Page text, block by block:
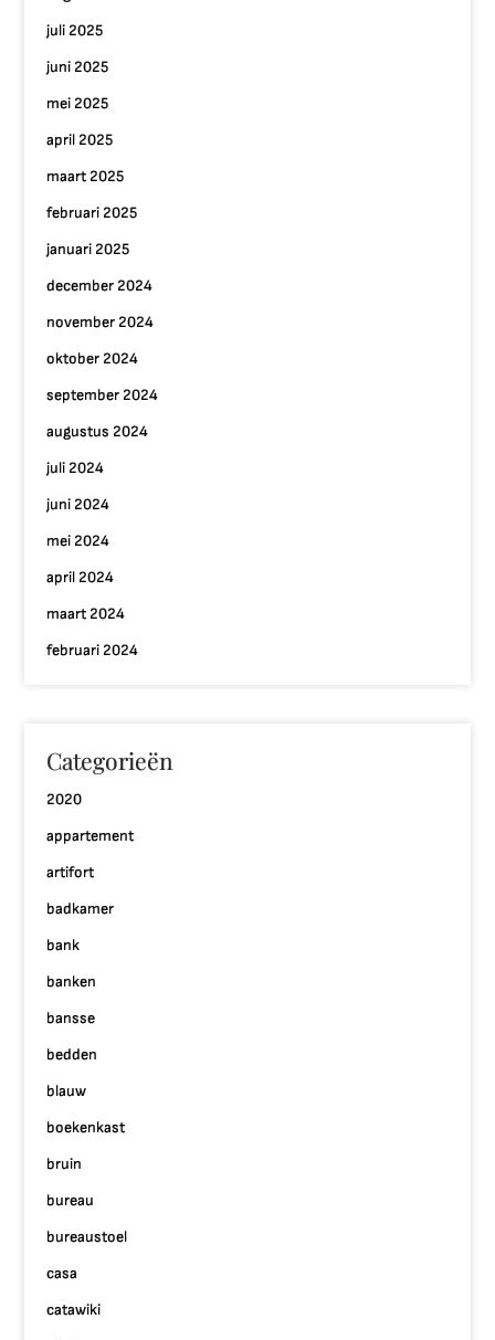
juli 2025
juni 2025
mei 2025
april 2025
maart 2025
februari 2025
januari 2025
december 2024
november 2024
oktober 2024
september 2024
augustus 2024
juli 2024
juni 2024
mei 2024
april 2024
maart 2024
februari 2024
Categorieën
2020
appartement
artifort
badkamer
bank
banken
bansse
bedden
blauw
boekenkast
bruin
bureau
bureaustoel
casa
catawiki